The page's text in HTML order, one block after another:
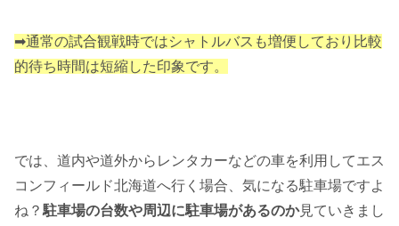
➡通常の試合観戦時ではシャトルバスも増便しており比較
的待ち時間は短縮した印象です。
では、道内や道外からレンタカーなどの車を利用してエス
コンフィールド北海道へ行く場合、気になる駐車場ですよ
ね？ 駐車場の台数や周辺に駐車場があるのか見ていきまし